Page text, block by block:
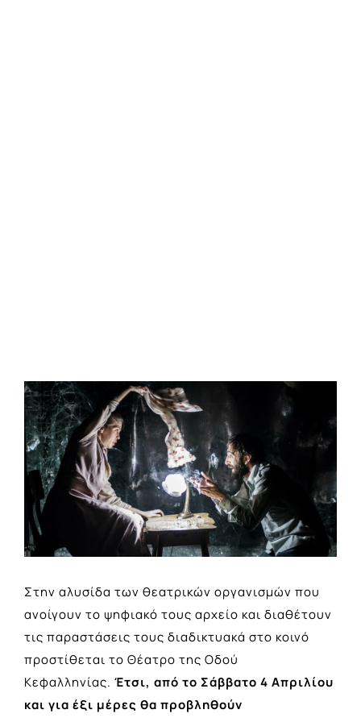
View
Larger
Image
Στην αλυσίδα των θεατρικών οργανισμών που
ανοίγουν το ψηφιακό τους αρχείο και διαθέτουν
τις παραστάσεις τους διαδικτυακά στο κοινό
προστίθεται το Θέατρο της Οδού
Κεφαλληνίας. Έτσι, από το Σάββατο 4 Απριλίου
και για έξι μέρες θα προβληθούν